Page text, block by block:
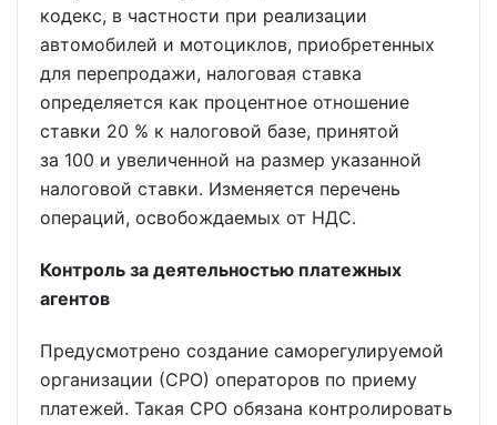
кодекс, в частности при реализации
автомобилей и мотоциклов, приобретенных
для перепродажи, налоговая ставка
определяется как процентное отношение
ставки 20 % к налоговой базе, принятой
за 100 и увеличенной на размер указанной
налоговой ставки. Изменяется перечень
операций, освобождаемых от НДС.
Контроль за деятельностью платежных
агентов
Предусмотрено создание саморегулируемой
организации (СРО) операторов по приему
платежей. Такая СРО обязана контролировать